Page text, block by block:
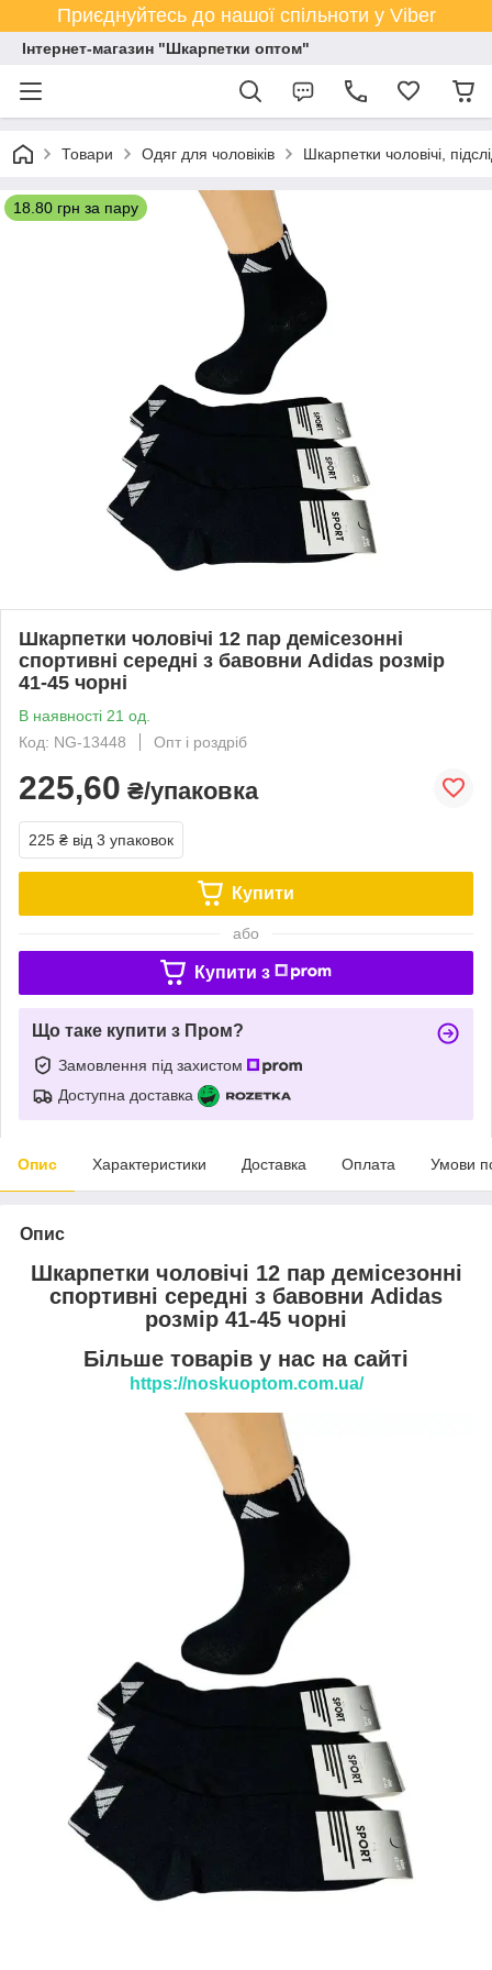
Приєднуйтесь до нашої спільноти у Viber
Інтернет-магазин "Шкарпетки оптом"
Товари Одяг для чоловіків Шкарпетки чоловічі,
18.80 грн за пару
Шкарпетки чоловічі 12 пар демісезонні
спортивні середні з бавовни Adidas розмір
41-45 чорні
В наявності 21 од.
Код: NG-13448
Опт і роздріб
225,60 ₴/упаковка
225 ₴ від 3 упаковок
Купити
або
Купити з
Що таке купити з Пром?
Замовлення під захистом
Доступна доставка
Опис Характеристики Доставка Оплата Умови
Опис
Шкарпетки чоловічі 12 пар демісезонні
спортивні середні з бавовни Adidas
розмір 41-45 чорні
Більше товарів у нас на сайті
https://noskuoptom.com.ua/